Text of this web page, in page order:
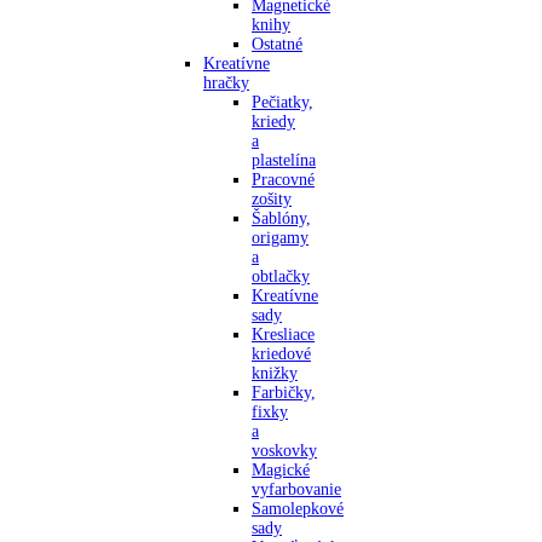
Magnetické
knihy
Ostatné
Kreatívne
hračky
Pečiatky,
kriedy
a
plastelína
Pracovné
zošity
Šablóny,
origamy
a
obtlačky
Kreatívne
sady
Kresliace
kriedové
knižky
Farbičky,
fixky
a
voskovky
Magické
vyfarbovanie
Samolepkové
sady